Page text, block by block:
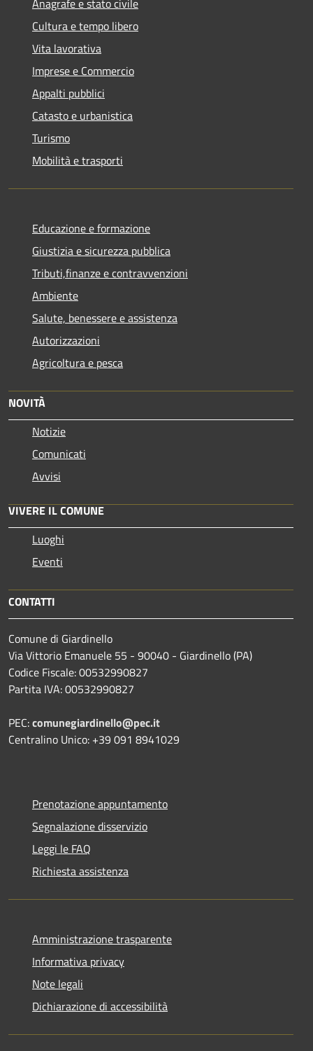
Cultura e tempo libero
Vita lavorativa
Imprese e Commercio
Appalti pubblici
Catasto e urbanistica
Turismo
Mobilità e trasporti
Educazione e formazione
Giustizia e sicurezza pubblica
Tributi,finanze e contravvenzioni
Ambiente
Salute, benessere e assistenza
Autorizzazioni
Agricoltura e pesca
NOVITÀ
Notizie
Comunicati
Avvisi
VIVERE IL COMUNE
Luoghi
Eventi
CONTATTI
Comune di Giardinello
Via Vittorio Emanuele 55 - 90040 - Giardinello (PA)
Codice Fiscale: 00532990827
Partita IVA: 00532990827
PEC:comunegiardinello@pec.it
Centralino Unico: +39 091 8941029
Prenotazione appuntamento
Segnalazione disservizio
Leggi le FAQ
Richiesta assistenza
Amministrazione trasparente
Informativa privacy
Note legali
Dichiarazione di accessibilità